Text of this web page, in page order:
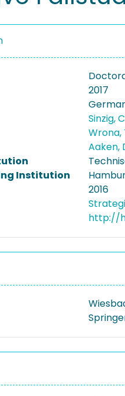
2017
Sinzig,
Wrona,
Aaken,
Institution
2016
http://